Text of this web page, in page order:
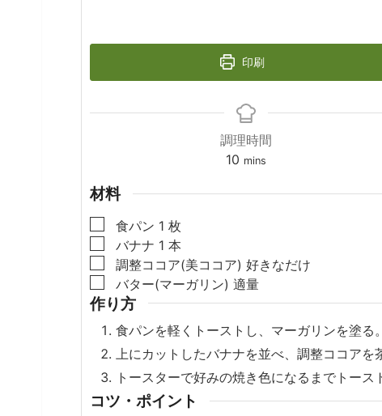
印刷
調理時間
10minutes
mins
材料
▢
食パン 1 枚
▢
バナナ 1 本
▢
調整ココア(美ココア) 好きなだけ
▢
バター(マーガリン) 適量
作り方
食パンを軽くトーストし、マーガリンを塗る。
上にカットしたバナナを並べ、調整ココアを
トースターで好みの焼き色になるまでトース
コツ・ポイント